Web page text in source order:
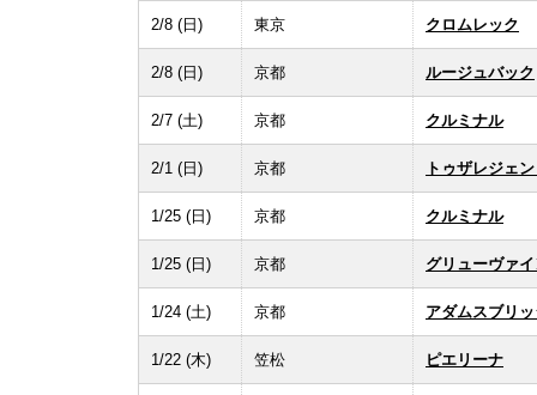
2/8 (日) 東京 クロムレック
2/8 (日) 京都 ルージュバック
2/7 (土) 京都 クルミナル
2/1 (日) 京都 トゥザレジェ
1/25 (日) 京都 クルミナル
1/25 (日) 京都 グリューヴァ
1/24 (土) 京都 アダムスブリ
1/22 (木) 笠松 ピエリーナ